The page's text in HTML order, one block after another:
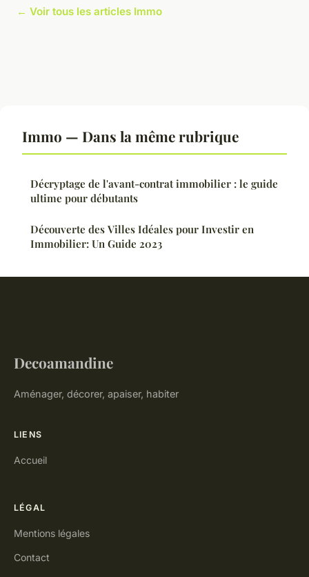
← Voir tous les articles Immo
Immo — Dans la même rubrique
Décryptage de l'avant-contrat immobilier : le guide
ultime pour débutants
Découverte des Villes Idéales pour Investir en
Immobilier: Un Guide 2023
Decoamandine
Aménager, décorer, apaiser, habiter
LIENS
Accueil
LÉGAL
Mentions légales
Contact